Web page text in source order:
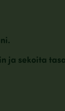
ja sekoita